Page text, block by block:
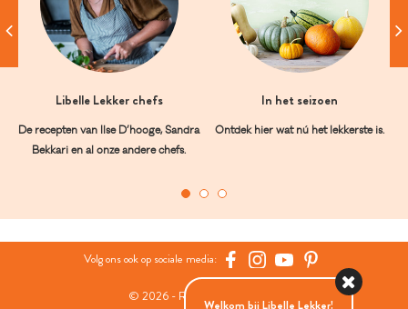
Libelle Lekker chefs
De recepten van Ilse D’hooge, Sandra
Bekkari en al onze andere chefs.
In het seizoen
Ontdek hier wat nú het lekkerste is.
Volg ons ook op sociale media:
© 2026 - Roularta Media Group
Welkom bij Libelle Lekker!